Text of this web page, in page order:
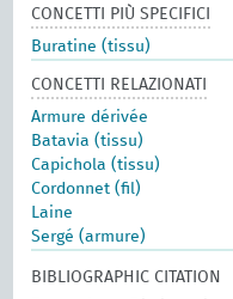
CONCETTI PIÙ SPECIFICI
Buratine (tissu)
CONCETTI RELAZIONATI
Armure dérivée
Batavia (tissu)
Capichola (tissu)
Cordonnet (fil)
Laine
Sergé (armure)
BIBLIOGRAPHIC CITATION